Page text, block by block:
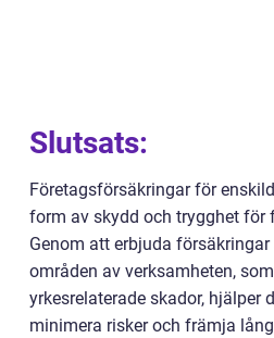
Slutsats:
Företagsförsäkringar för
form av skydd och trygghet för
Genom att erbjuda
områden av verksamheten,
yrkesrelaterade skador, hjälper
minimera risker och främja